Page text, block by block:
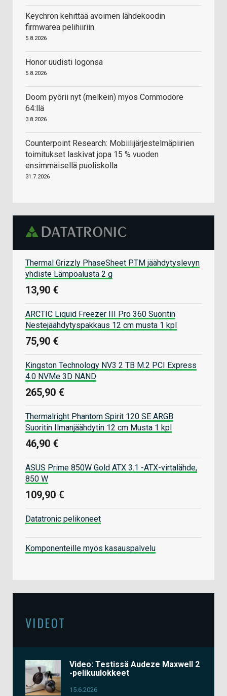
Keychron kehittää avoimen lähdekoodin
firmwarea pelihiiriin
5.8.2026
Honor uudisti logonsa
5.8.2026
Doom pyörii nyt (melkein) myös Commodore
64:llä
3.8.2026
Counterpoint Research: Mobiilijärjestelmäpiirien
toimitukset laskivat jopa 15 % vuoden
ensimmäisellä puoliskolla
31.7.2026
Thermal Grizzly PhaseSheet PTM jäähdytyslevyn
yhdiste Lämpöalusta 2 g
13,90 €
ARCTIC Liquid Freezer III Pro 360 Suoritin
Nestejäähdytyspakkaus 12 cm musta 1 kpl
75,90 €
Kingston Technology NV3 2 TB M.2 PCI Express
4.0 NVMe 3D NAND
265,90 €
Thermalright Phantom Spirit 120 SE ARGB
Suoritin Ilmanjäähdytin 12 cm Musta 1 kpl
46,90 €
ASUS Prime 850W Gold ATX 3.1 -ATX-virtalähde,
850 W
109,90 €
Datatronic pelikoneet
Komponenteille myös kasauspalvelu
VIDEOT
Video: Testissä Audeze Maxwell 2
-pelikuulokkeet
15.6.2026